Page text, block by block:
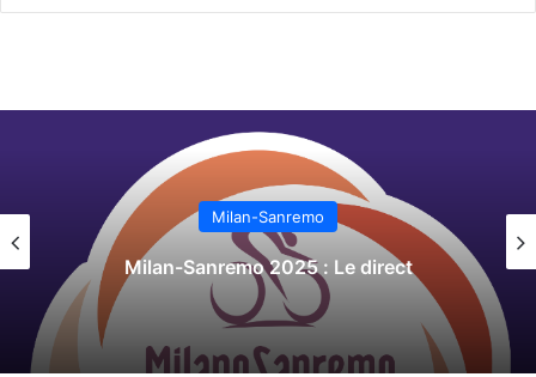
Milan-Sanremo
Milan-Sanremo 2024 : Parcours, engagés,
direct…